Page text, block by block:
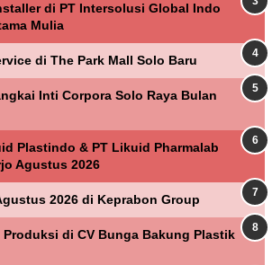
di PT Intersolusi Global Indo
Mulia
di The Park Mall Solo Baru
Inti Corpora Solo Raya Bulan
Plastindo & PT Likuid Pharmalab
Agustus 2026
2026 di Keprabon Group
di CV Bunga Bakung Plastik